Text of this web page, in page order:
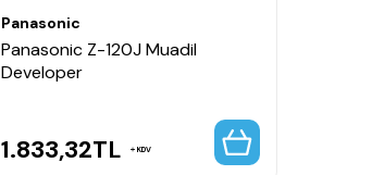
Panasonic
Panasonic Z-120J Muadil
Developer
1.833,32TL KDV